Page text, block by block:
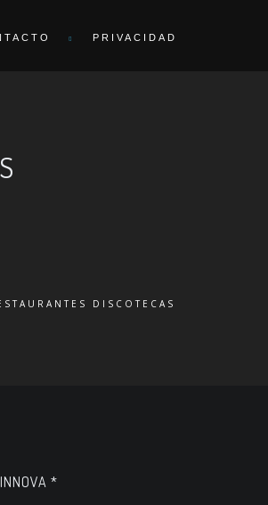
PRIVACIDAD
DISCOTECAS
*